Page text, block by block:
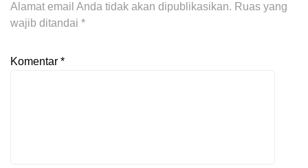
Alamat email Anda tidak akan dipublikasikan. Ruas yang
wajib ditandai *
Komentar *